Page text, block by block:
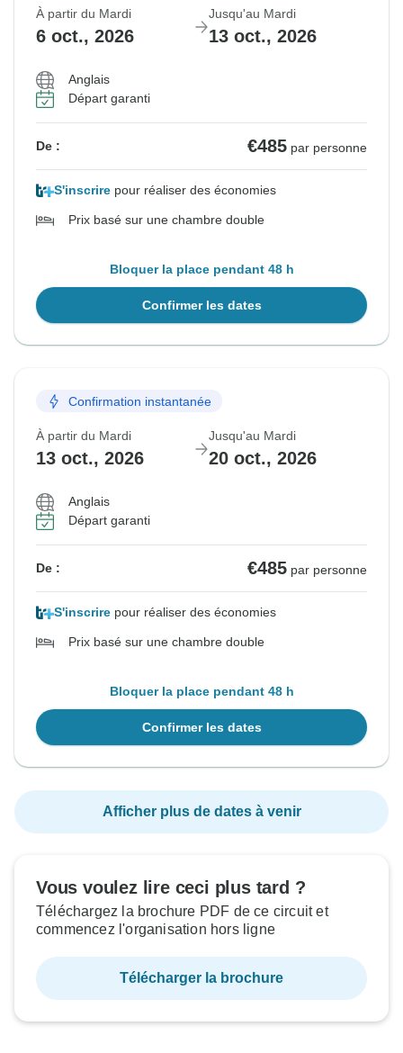
À partir du Mardi
6 oct., 2026
Jusqu'au Mardi
13 oct., 2026
Anglais
Départ garanti
De : €485 par personne
S'inscrire pour réaliser des économies
Prix basé sur une chambre double
Bloquer la place pendant 48 h
Confirmer les dates
Confirmation instantanée
À partir du Mardi
13 oct., 2026
Jusqu'au Mardi
20 oct., 2026
Anglais
Départ garanti
De : €485 par personne
S'inscrire pour réaliser des économies
Prix basé sur une chambre double
Bloquer la place pendant 48 h
Confirmer les dates
Afficher plus de dates à venir
Vous voulez lire ceci plus tard ?
Téléchargez la brochure PDF de ce circuit et
commencez l'organisation hors ligne
Télécharger la brochure